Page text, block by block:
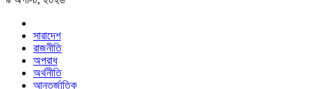
সারাদেশ
রাজনীতি
অপরাধ
অর্থনীতি
আন্তর্জাতিক